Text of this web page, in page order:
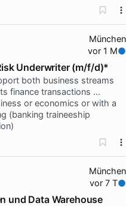
München
vor 1 M
Underwriter (m/f/d)*
both business streams
finance transactions …
or economics or with a
(banking traineeship
München
vor 7 T
und Data Warehouse